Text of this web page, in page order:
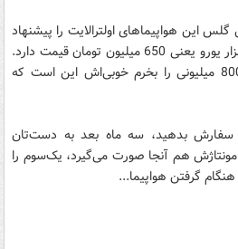
این هواپیماهای اولترالایت را پیشنهاد
می‌کنند که چیزی حدود 159 هزار یورو یعنی 650 میلیون تومان قیمت دارد.
می‌گوید اگر بتوانم هواپیمای 800 میلیونی را بخرم خوبی‌اش این است که
سفارش بدهید، سه ماه بعد به دست‌تان
مونتاژش هم آنجا صورت می‌گیرد، یک‌سوم را
گرفتن هواپیما...